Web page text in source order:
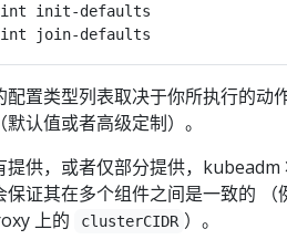
init-defaults
置类型列表取决于你所执行的动
认值或者高级定制）。
提供，或者仅部分提供，
证其在多个组件之间是一致的 （
上的 clusterCIDR ）。